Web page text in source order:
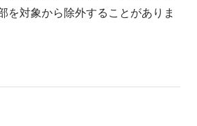
を対象から除外することがありま